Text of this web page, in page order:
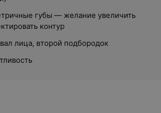
губы — желание увеличить
контур
лица, второй подбородок